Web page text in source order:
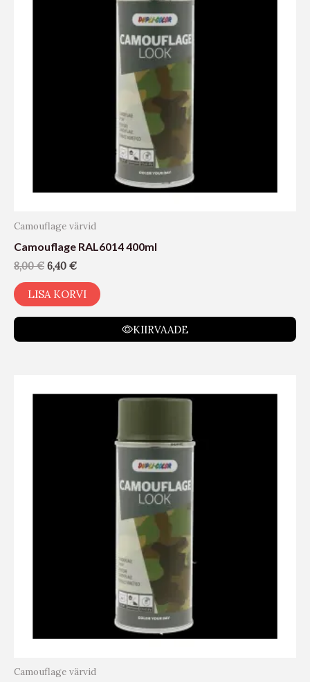
Camouflage värvid
Camouflage RAL6014 400ml
8,00€ 6,40 €
LISA KORVI
KIIRVAADE
Camouflage värvid